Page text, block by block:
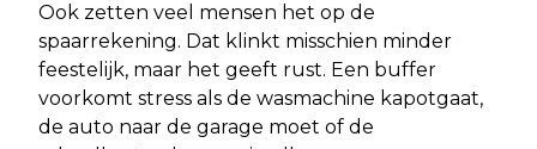
Ook zetten veel mensen het op de
spaarrekening. Dat klinkt misschien minder
feestelijk, maar het geeft rust. Een buffer
voorkomt stress als de wasmachine kapotgaat,
de auto naar de garage moet of de